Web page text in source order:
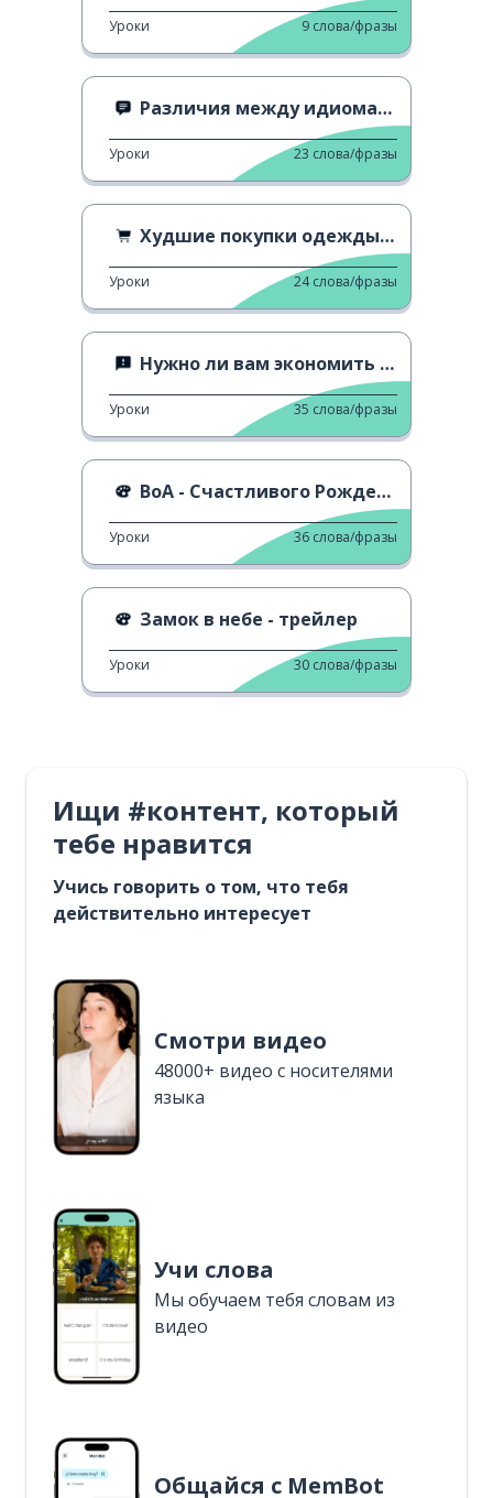
Уроки 9 слова/фразы
Различия между идиомами
Уроки 23 слова/фразы
Худшие покупки одежды онлайн
Уроки 24 слова/фразы
Нужно ли вам экономить деньги?
Уроки 35 слова/фразы
BoA - Счастливого Рождества
Уроки 36 слова/фразы
Замок в небе - трейлер
Уроки 30 слова/фразы
Ищи #контент, который
тебе нравится
Учись говорить о том, что тебя
действительно интересует
Смотри видео
48000+ видео с носителями
языка
Учи слова
Мы обучаем тебя словам из
видео
Общайся с MemBot